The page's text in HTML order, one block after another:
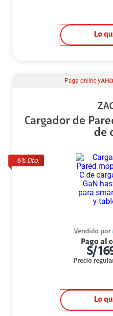
Lo
6% Dto.
Paga online y
Cargador de
de
Vendido por
Pago al
S/
Precio
Lo